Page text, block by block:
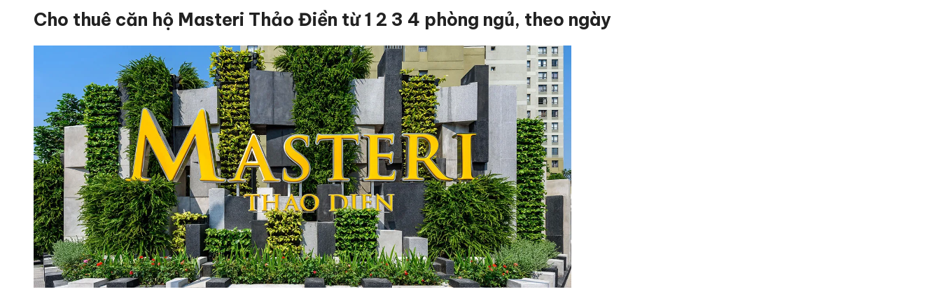
Cho thuê căn hộ Masteri Thảo Điền từ 1 2 3 4 phòng ngủ, theo ngày